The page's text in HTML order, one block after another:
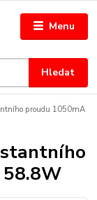
Menu
Hledat
proudu 1050mA